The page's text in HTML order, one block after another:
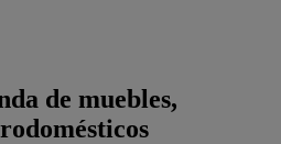
de muebles,